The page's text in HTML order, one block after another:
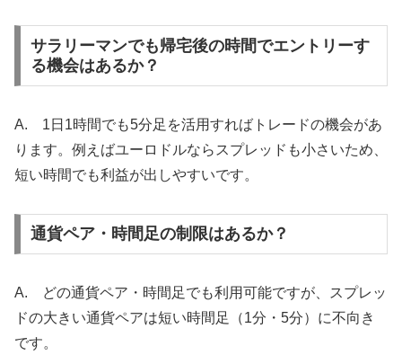
サラリーマンでも帰宅後の時間でエントリーす
る機会はあるか？
A. 1日1時間でも5分足を活用すればトレードの機会があ
ります。例えばユーロドルならスプレッドも小さいため、
短い時間でも利益が出しやすいです。
通貨ペア・時間足の制限はあるか？
A. どの通貨ペア・時間足でも利用可能ですが、スプレッ
ドの大きい通貨ペアは短い時間足（1分・5分）に不向き
です。